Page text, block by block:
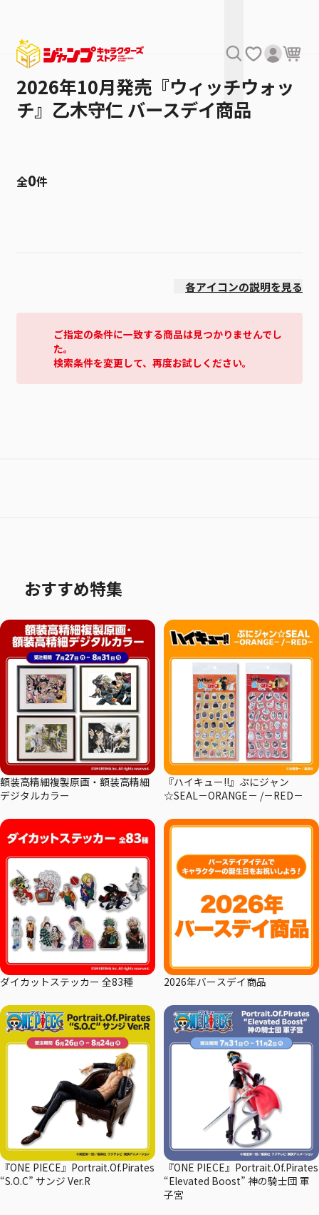
2026年10月発売『ウィッチウォッ
チ』乙木守仁 バースデイ商品
全0件
各アイコンの説明を見る
ご指定の条件に一致する商品は見つかりませんでし
た。
検索条件を変更して、再度お試しください。
おすすめ特集
額装高精細複製原画・額装高精細
デジタルカラー
『ハイキュー!!』ぷにジャン
☆SEAL－ORANGE－ /－RED－
ダイカットステッカー 全83種 2026年バースデイ商品
『ONE PIECE』Portrait.Of.Pirates
“S.O.C” サンジ Ver.R
『ONE PIECE』Portrait.Of.Pirates
“Elevated Boost” 神の騎士団 軍
子宮